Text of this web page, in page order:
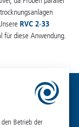
RVC 2-33
für diese Anwendung.
Betrieb der